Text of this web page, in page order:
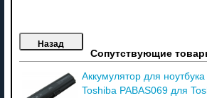
Сопутствующие
Аккумулятор для ноутбука
Toshiba PABAS069 для